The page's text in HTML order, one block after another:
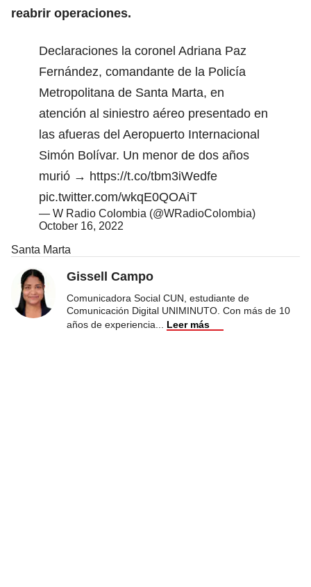
reabrir operaciones.
Declaraciones la coronel Adriana Paz
Fernández, comandante de la Policía
Metropolitana de Santa Marta, en
atención al siniestro aéreo presentado en
las afueras del Aeropuerto Internacional
Simón Bolívar. Un menor de dos años
murió → https://t.co/tbm3iWedfe
pic.twitter.com/wkqE0QOAiT
— W Radio Colombia (@WRadioColombia)
October 16, 2022
Santa Marta
Gissell Campo
Comunicadora Social CUN, estudiante de
Comunicación Digital UNIMINUTO. Con más de 10
años de experiencia
Leer más